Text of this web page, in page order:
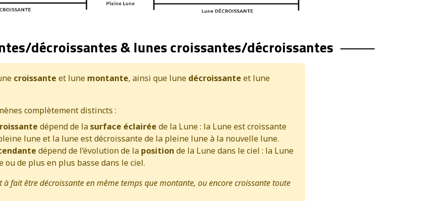
décroissantes & lunes croissantes/décroissantes
croissante et lune montante, ainsi que lune décroissante et lune
complètement distincts :
dépend de lasurface éclairée de la Lune : la Lune est croissante
lune et la lune est décroissante de la pleine lune à la nouvelle lune.
dépend de l’évolution de la position de la Lune dans le ciel : la Lune
ou de plus en plus basse dans le ciel.
fait être décroissante en même temps que montante, ou encore croissante toute